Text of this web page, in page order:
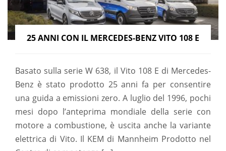
25 ANNI CON IL MERCEDES-BENZ VITO 108 E
Basato sulla serie W 638, il Vito 108 E di Mercedes-
Benz è stato prodotto 25 anni fa per consentire
una guida a emissioni zero. A luglio del 1996, pochi
mesi dopo l’anteprima mondiale della serie con
motore a combustione, è uscita anche la variante
elettrica di Vito. Il KEM di Mannheim Prodotto nel